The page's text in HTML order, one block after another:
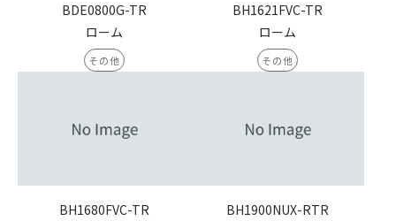
BDE0800G-TR
ローム
その他
BH1621FVC-TR
ローム
その他
BH1680FVC-TR
BH1900NUX-RTR